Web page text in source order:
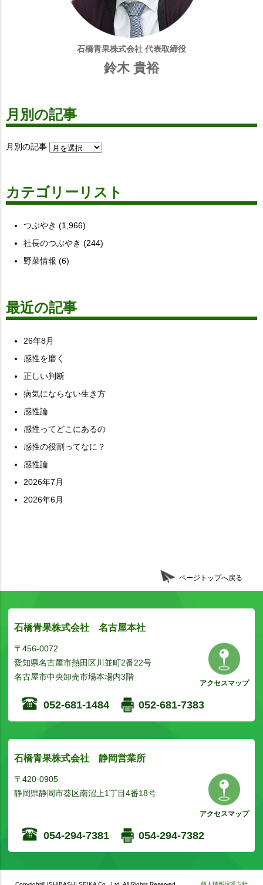
石橋青果株式会社 代表取締役
鈴木 貴裕
月別の記事
月別の記事
カテゴリーリスト
つぶやき (1,966)
社長のつぶやき (244)
野菜情報 (6)
最近の記事
26年8月
感性を磨く
正しい判断
病気にならない生き方
感性論
感性ってどこにあるの
感性の役割ってなに？
感性論
2026年7月
2026年6月
ページトップへ戻る
石橋青果株式会社 名古屋本社
〒456-0072
愛知県名古屋市熱田区川並町2番22号
名古屋市中央卸売市場本場内3階
アクセスマップ
052-681-1484 052-681-7383
石橋青果株式会社 静岡営業所
〒420-0905
静岡県静岡市葵区南沼上1丁目4番18号
アクセスマップ
054-294-7381 054-294-7382